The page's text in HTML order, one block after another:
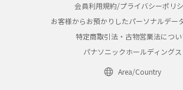
会員利用規約/プライバシーポリ
お客様からお預かりしたパーソナルデー
特定商取引法・古物営業法につい
パナソニックホールディングス
Area/Country